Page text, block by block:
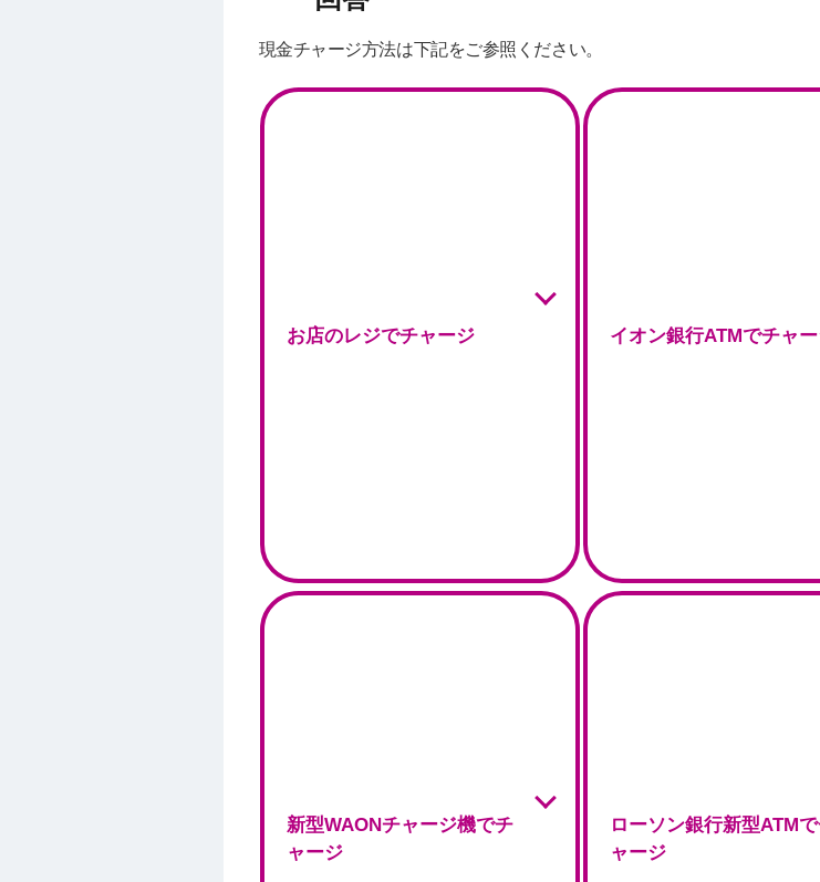
現金チャージ方法は下記をご参照ください。
お店のレジでチャージ イオン銀行ATMでチャ
新型WAONチャージ機でチ
ャージ
ローソン銀行新型ATM
ャージ